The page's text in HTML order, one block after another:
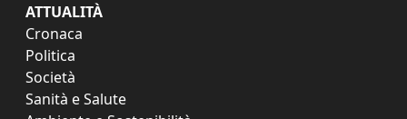
ATTUALITÀ
Cronaca
Politica
Società
Sanità e Salute